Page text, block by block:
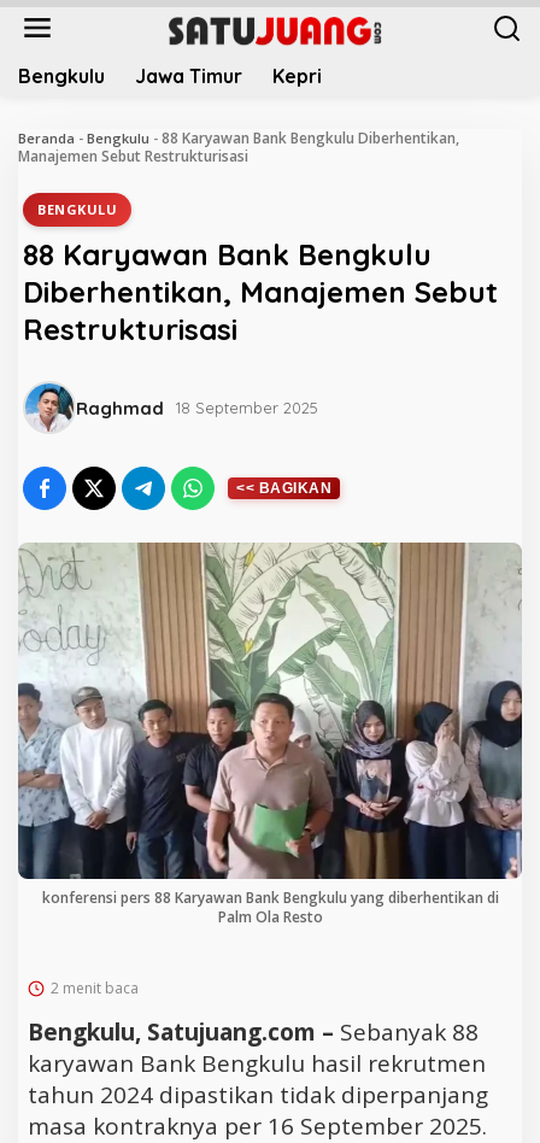
L
Bengkulu Jawa Timur Kepri
Beranda - Bengkulu - 88 Karyawan Bank Bengkulu Diberhentikan,
Manajemen Sebut Restrukturisasi
BENGKULU
88 Karyawan Bank Bengkulu
Diberhentikan, Manajemen Sebut
Restrukturisasi
Raghmad 18 September 2025
konferensi pers 88 Karyawan Bank Bengkulu yang diberhentikan di
Palm Ola Resto
2 menit baca
Bengkulu, Satujuang.com – Sebanyak 88
karyawan Bank Bengkulu hasil rekrutmen
tahun 2024 dipastikan tidak diperpanjang
masa kontraknya per 16 September 2025.